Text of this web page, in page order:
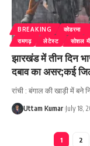
BREAKING कोडरमा
रामगढ़
लेटेस्ट सोशल
झारखंड में तीन दिन
दबाव का असर;कई
रांची : बंगाल की खाड़ी में बने
Uttam Kumar July 18,
1 2